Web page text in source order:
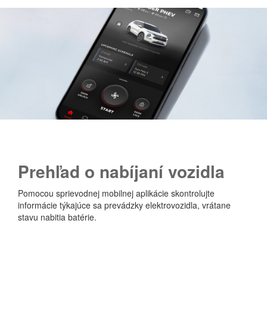
Prehľad o nabíjaní vozidla
Pomocou sprievodnej mobilnej aplikácie skontrolujte
informácie týkajúce sa prevádzky elektrovozidla, vrátane
stavu nabitia batérie.